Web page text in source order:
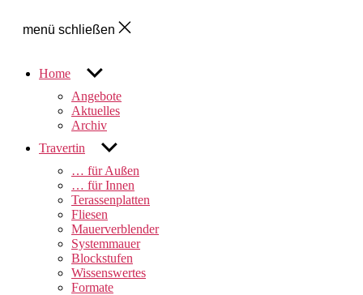
menü schließen
Home
untermenü
Angebote
Aktuelles
Archiv
Travertin
untermenü
… für Außen
… für Innen
Terassenplatten
Fliesen
Mauerverblender
Systemmauer
Blockstufen
Wissenswertes
Formate